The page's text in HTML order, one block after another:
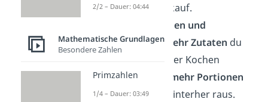
kostetdein Einkauf.
Menge an Zutaten und
Portionen:Je mehr Zutaten du
beim Backen oder Kochen
benutzt,
desto mehr Portionen
bekommst du hinterher raus.
2/2 – Dauer: 04:44
Mathematische Grundlagen
Besondere Zahlen
Primzahlen
1/4 – Dauer: 03:49